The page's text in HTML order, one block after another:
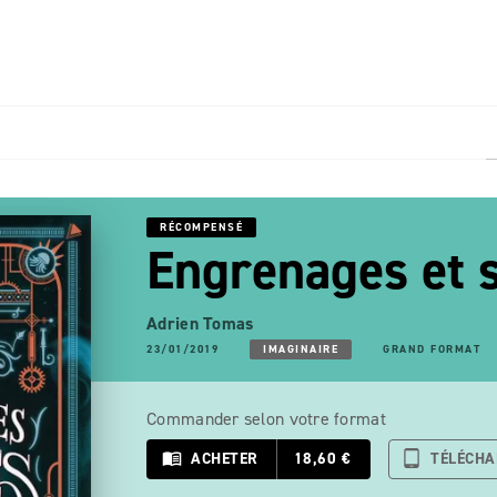
RÉCOMPENSÉ
Engrenages et
Adrien Tomas
23/01/2019 IMAGINAIRE GRAND FORMAT
Commander selon votre format
menu_book ACHETER 18,60 € tablet_android